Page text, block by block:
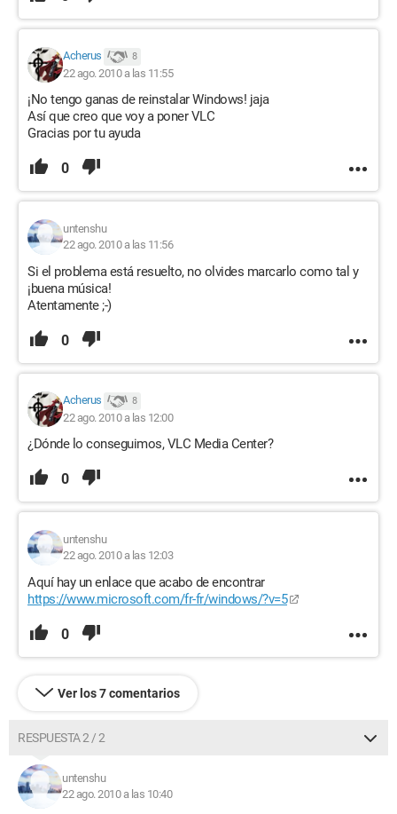
Acherus 8
22 ago. 2010 a las 11:55
¡No tengo ganas de reinstalar Windows! jaja
Así que creo que voy a poner VLC
Gracias por tu ayuda
0
untenshu
22 ago. 2010 a las 11:56
Si el problema está resuelto, no olvides marcarlo como tal y
¡buena música!
Atentamente ;-)
0
Acherus 8
22 ago. 2010 a las 12:00
¿Dónde lo conseguimos, VLC Media Center?
0
untenshu
22 ago. 2010 a las 12:03
Aquí hay un enlace que acabo de encontrar
https://www.microsoft.com/fr-fr/windows/?v=5
0
Ver los 7 comentarios
RESPUESTA 2 / 2
untenshu
22 ago. 2010 a las 10:40